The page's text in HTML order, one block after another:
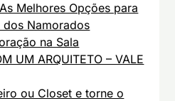
Melhores Opções para
Namorados
na Sala
UM ARQUITETO – VALE
ou Closet e torne o